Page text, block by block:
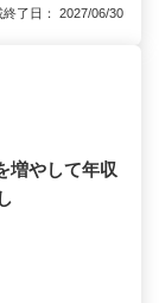
了日： 2027/06/30
増やして年収